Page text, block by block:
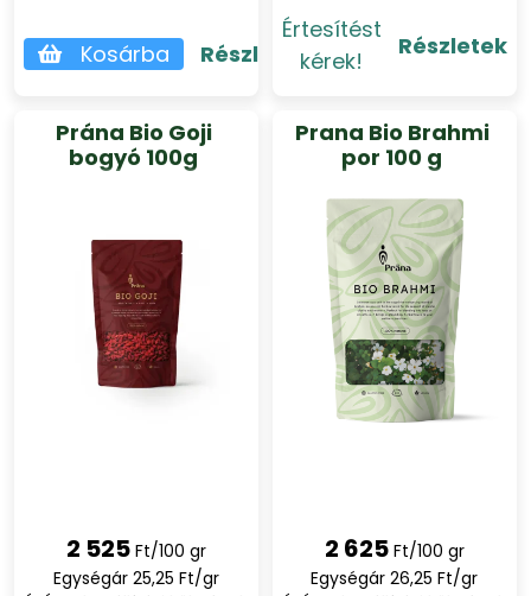
Kosárba Részletek
Értesítést
kérek!
Részletek
Prána Bio Goji
bogyó 100g
2 525 Ft/100 gr
Egységár 25,25 Ft/gr
Prana Bio Brahmi
por 100 g
2 625 Ft/100 gr
Egységár 26,25 Ft/gr